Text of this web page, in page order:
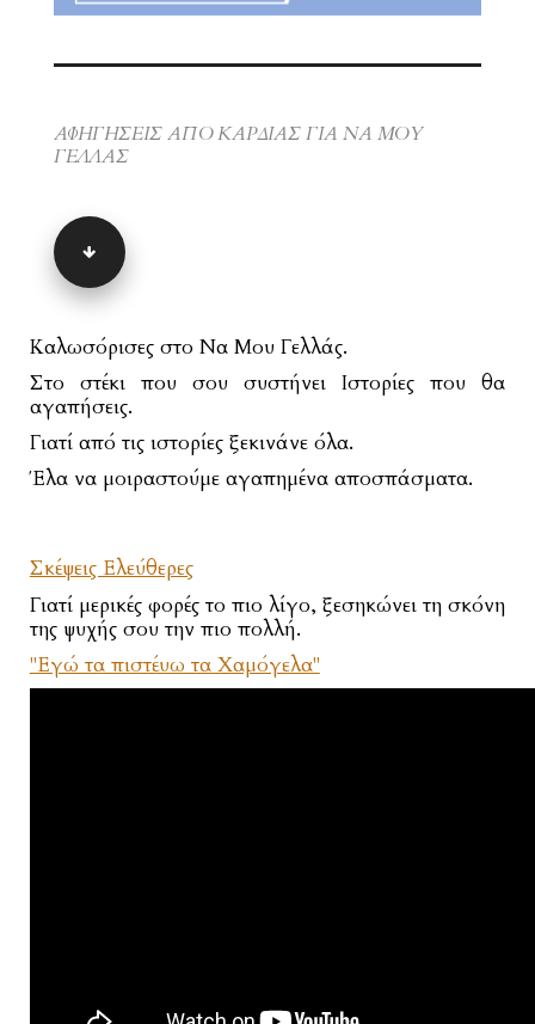
ΑΦΗΓΗΣΕΙΣ ΑΠΟ ΚΑΡΔΙΑΣ ΓΙΑ ΝΑ ΜΟΥ
ΓΕΛΛΑΣ
Καλωσόρισες στο Να Μου Γελλάς.
Στο στέκι που σου συστήνει Ιστορίες που θα
αγαπήσεις.
Γιατί από τις ιστορίες ξεκινάνε όλα.
Έλα να μοιραστούμε αγαπημένα αποσπάσματα.
Σκέψεις Ελεύθερες
Γιατί μερικές φορές το πιο λίγο, ξεσηκώνει τη σκόνη
της ψυχής σου την πιο πολλή.
"Εγώ τα πιστέυω τα Χαμόγελα"